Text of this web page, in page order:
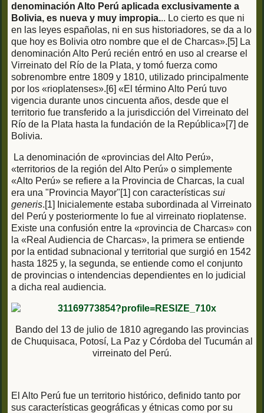
denominación Alto Perú aplicada exclusivamente a
Bolivia, es nueva y muy impropia... Lo cierto es que ni
en las leyes españolas, ni en sus historiadores, se da a lo
que hoy es Bolivia otro nombre que el de Charcas».[5] La
denominación Alto Perú recién entró en uso al crearse el
Virreinato del Río de la Plata, y tomó fuerza como
sobrenombre entre 1809 y 1810, utilizado principalmente
por los «rioplatenses».[6] «El término Alto Perú tuvo
vigencia durante unos cincuenta años, desde que el
territorio fue transferido a la jurisdicción del Virreinato del
Río de la Plata hasta la fundación de la República»[7] de
Bolivia.
La denominación de «provincias del Alto Perú»,
«territorios de la región del Alto Perú» o simplemente
«Alto Perú» se refiere a la Provincia de Charcas, la cual
era una "Provincia Mayor"[1] con características sui
generis.[1] Inicialemente estaba subordinada al Virreinato
del Perú y posteriormente lo fue al virreinato rioplatense.
Existe una confusión entre la «provincia de Charcas» con
la «Real Audiencia de Charcas», la primera se entiende
por la entidad subnacional y territorial que surgió en 1542
hasta 1825 y, la segunda, se entiende como el conjunto
de provincias o intendencias dependientes en lo judicial
a dicha real audiencia.
Bando del 13 de julio de 1810 agregando las provincias
de Chuquisaca, Potosí, La Paz y Córdoba del Tucumán al
virreinato del Perú.
El Alto Perú fue un territorio histórico, definido tanto por
sus características geográficas y étnicas como por su